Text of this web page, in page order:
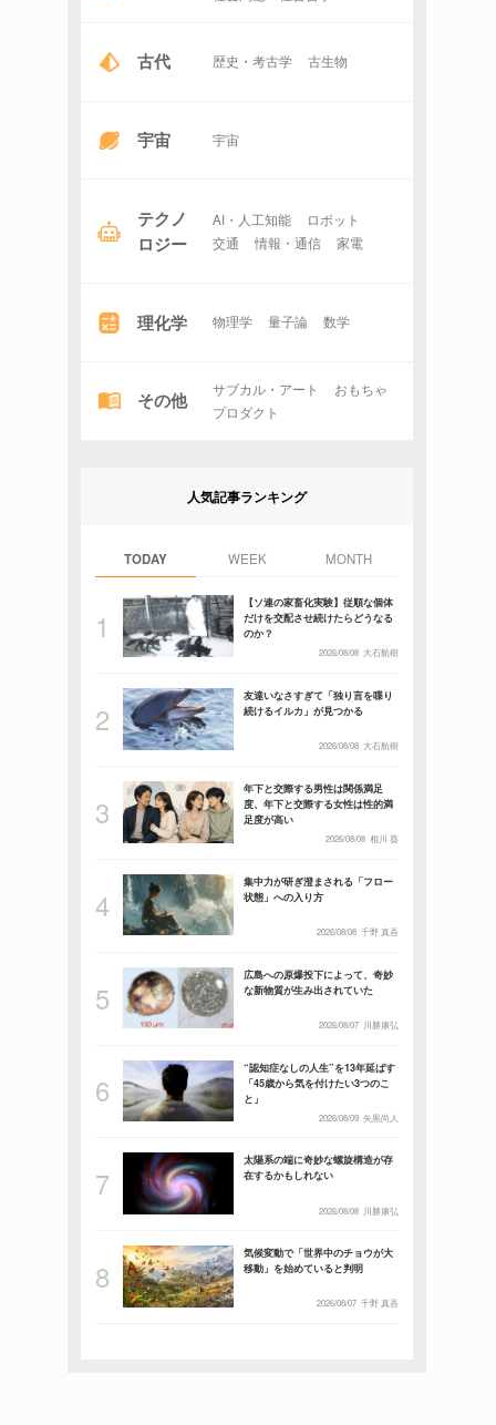
古代 歴史・考古学 古生物
宇宙 宇宙
テクノ
ロジー
AI・人工知能
ロボット
交通
情報・通信 家電
理化学 物理学 量子論 数学
その他 サブカル・アート
おもちゃ
プロダクト
人気記事ランキング
TODAY WEEK MONTH
【ソ連の家畜化実験】従順な個体
だけを交配させ続けたらどうなる
のか？
2026/08/08 大石航樹
友達いなさすぎて「独り言を喋り
続けるイルカ」が見つかる
2026/08/08 大石航樹
年下と交際する男性は関係満足
度、年下と交際する女性は性的満
足度が高い
2026/08/08 相川 葵
集中力が研ぎ澄まされる「フロー
状態」への入り方
2026/08/08 千野 真吾
広島への原爆投下によって、奇妙
な新物質が生み出されていた
2026/08/07 川勝康弘
“認知症なしの人生”を13年延ばす
「45歳から気を付けたい3つのこ
と」
2026/08/09 矢黒尚人
太陽系の端に奇妙な螺旋構造が存
在するかもしれない
2026/08/08 川勝康弘
気候変動で「世界中のチョウが大
移動」を始めていると判明
2026/08/07 千野 真吾